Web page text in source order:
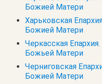
Божией Матери
Харьковская
Божией Матери
Черкасская
Божьей Матери
Черниговская
Божией Матери